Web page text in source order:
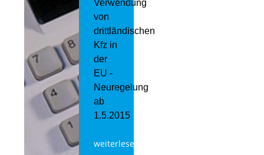
Verwendung
von
drittländischen
Kfz in
der
EU -
Neuregelung
ab
1.5.2015
weiterlesen